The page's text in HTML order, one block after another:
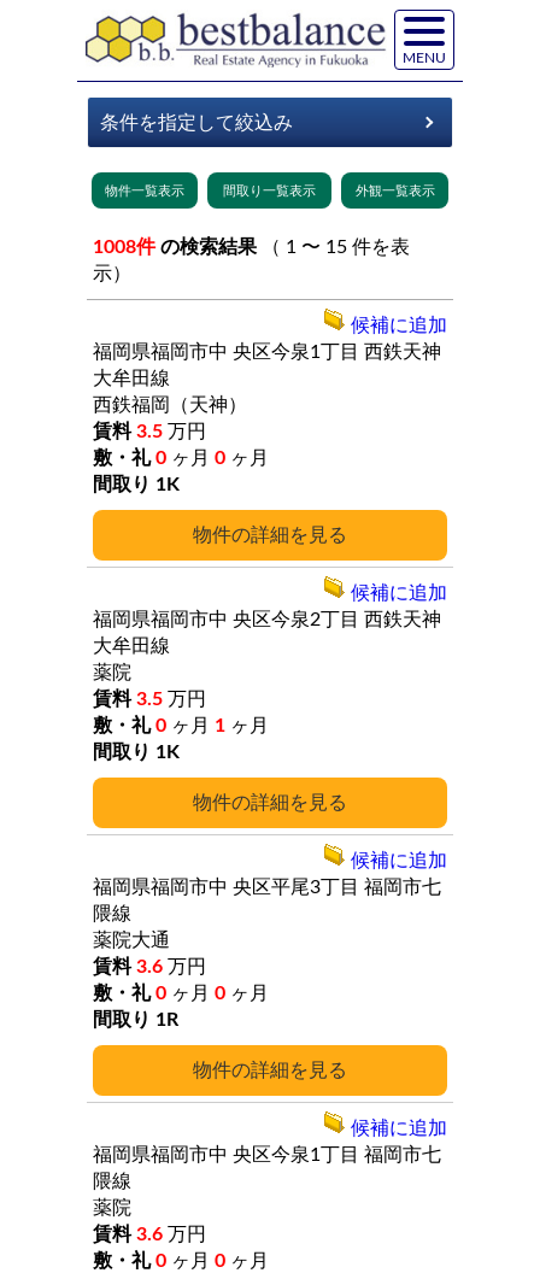
MENU
1008件 の検索結果
示）
詳細
福岡県福岡市中 央区今泉1丁目 西鉄天神
大牟田線
西鉄福岡（天神）
3.5 万円
0 ヶ月 0 ヶ月
1K
候補に追加
詳細
福岡県福岡市中 央区今泉2丁目 西鉄天神
大牟田線
薬院
3.5 万円
0 ヶ月 1 ヶ月
1K
候補に追加
詳細
福岡県福岡市中 央区平尾3丁目 福岡市七
隈線
薬院大通
3.6 万円
0 ヶ月 0 ヶ月
1R
候補に追加
福岡県福岡市中 央区今泉1丁目 福岡市七
隈線
薬院
3.6 万円
0 ヶ月 0 ヶ月
候補に追加